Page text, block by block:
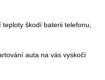
škodí baterii telefonu,
auta na vás vyskočí